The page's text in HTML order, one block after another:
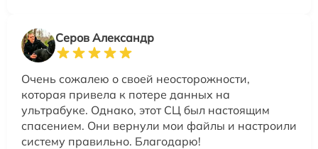
Серов Александр
Очень сожалею о своей неосторожности,
которая привела к потере данных на
ультрабуке. Однако, этот СЦ был настоящим
спасением. Они вернули мои файлы и настроили
систему правильно. Благодарю!